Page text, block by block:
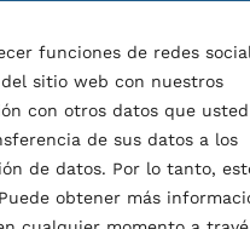
funciones de redes
sitio web con nuestros
con otros datos que usted
de sus datos a los
de datos. Por lo tanto,
obtener más